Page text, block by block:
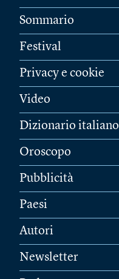
Sommario
Festival
Privacy e cookie
Video
Dizionario italiano
Oroscopo
Pubblicità
Paesi
Autori
Newsletter